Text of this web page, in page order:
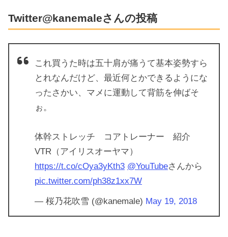
Twitter@kanemaleさんの投稿
これ買うた時は五十肩が痛うて基本姿勢すら
とれなんだけど、最近何とかできるようにな
ったさかい、マメに運動して背筋を伸ばそ
ぉ。
体幹ストレッチ コアトレーナー 紹介
VTR（アイリスオーヤマ）
https://t.co/cOya3yKth3 @YouTubeさんから
pic.twitter.com/ph38z1xx7W
— 桜乃花吹雪 (@kanemale) May 19, 2018